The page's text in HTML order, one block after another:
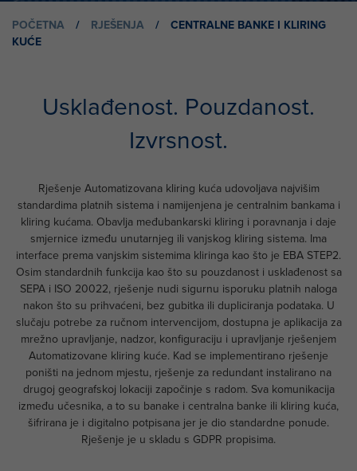
POČETNA / RJEŠENJA /
CENTRALNE BANKE I KLIRING
KUĆE
Usklađenost. Pouzdanost.
Izvrsnost.
Rješenje Automatizovana kliring kuća udovoljava najvišim
standardima platnih sistema i namijenjena je centralnim bankama i
kliring kućama. Obavlja međubankarski kliring i poravnanja i daje
smjernice između unutarnjeg ili vanjskog kliring sistema. Ima
interface prema vanjskim sistemima kliringa kao što je EBA STEP2.
Osim standardnih funkcija kao što su pouzdanost i usklađenost sa
SEPA i ISO 20022, rješenje nudi sigurnu isporuku platnih naloga
nakon što su prihvaćeni, bez gubitka ili dupliciranja podataka. U
slučaju potrebe za ručnom intervencijom, dostupna je aplikacija za
mrežno upravljanje, nadzor, konfiguraciju i upravljanje rješenjem
Automatizovane kliring kuće. Kad se implementirano rješenje
poništi na jednom mjestu, rješenje za redundant instalirano na
drugoj geografskoj lokaciji započinje s radom. Sva komunikacija
između učesnika, a to su banake i centralna banke ili kliring kuća,
šifrirana je i digitalno potpisana jer je dio standardne ponude.
Rješenje je u skladu s GDPR propisima.